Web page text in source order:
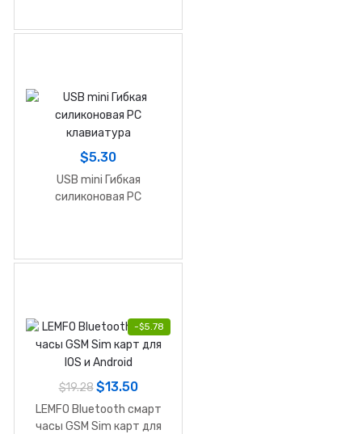
$5.30
USB mini Гибкая
силиконовая PC
-$5.78
$19.28 $13.50
LEMFO Bluetooth смарт
часы GSM Sim карт для